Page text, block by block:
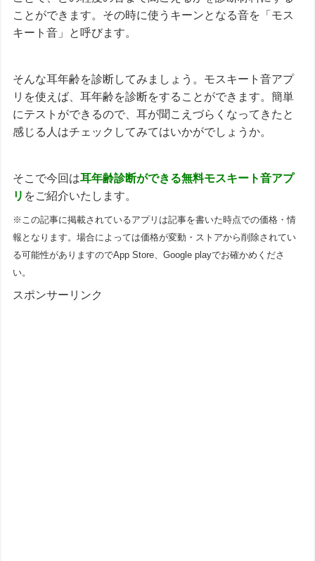
ことができます。その時に使うキーンとなる音を「モス
キート音」と呼びます。
そんな耳年齢を診断してみましょう。モスキート音アプ
リを使えば、耳年齢を診断をすることができます。簡単
にテストができるので、耳が聞こえづらくなってきたと
感じる人はチェックしてみてはいかがでしょうか。
そこで今回は耳年齢診断ができる無料モスキート音アプ
リ をご紹介いたします。
※この記事に掲載されているアプリは記事を書いた時点での価格・情
報となります。場合によっては価格が変動・ストアから削除されてい
る可能性がありますのでApp Store、Google playでお確かめくださ
い。
スポンサーリンク